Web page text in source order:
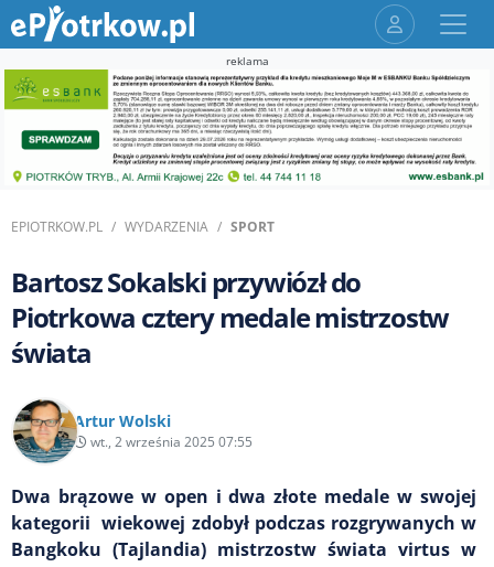
reklama
EPIOTRKOW.PL WYDARZENIA SPORT
Bartosz Sokalski przywiózł do
Piotrkowa cztery medale mistrzostw
świata
Artur Wolski
wt., 2 września 2025 07:55
Dwa brązowe w open i dwa złote medale w swojej
kategorii wiekowej zdobył podczas rozgrywanych w
Bangkoku (Tajlandia) mistrzostw świata virtus w